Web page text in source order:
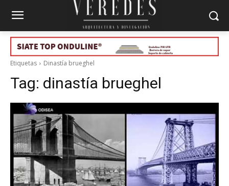
Etiquetas Dinastía brueghel
Tag: dinastía brueghel